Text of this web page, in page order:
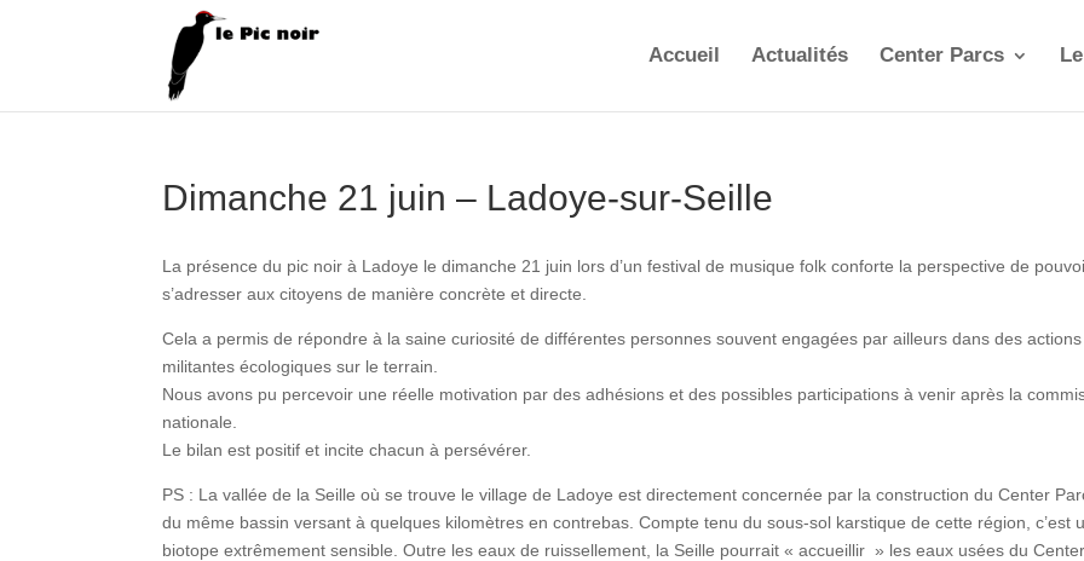
Accueil Actualités Center Parcs
Dimanche 21 juin – Ladoye-sur-Seille
La présence du pic noir à Ladoye le dimanche 21 juin lors d’un festival de musique folk conforte la perspective de
s’adresser aux citoyens de manière concrète et directe.
Cela a permis de répondre à la saine curiosité de différentes personnes souvent engagées par ailleurs dans des actions
militantes écologiques sur le terrain.
Nous avons pu percevoir une réelle motivation par des adhésions et des possibles participations à venir après la
nationale.
Le bilan est positif et incite chacun à persévérer.
PS : La vallée de la Seille où se trouve le village de Ladoye est directement concernée par la construction du Center
du même bassin versant à quelques kilomètres en contrebas. Compte tenu du sous-sol karstique de cette région, c’est
biotope extrêmement sensible. Outre les eaux de ruissellement, la Seille pourrait « accueillir » les eaux usées du